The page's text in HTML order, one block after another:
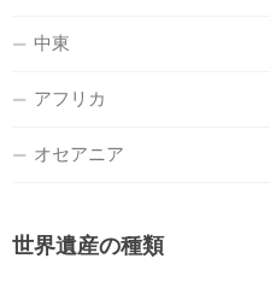
中東
アフリカ
オセアニア
世界遺産の種類